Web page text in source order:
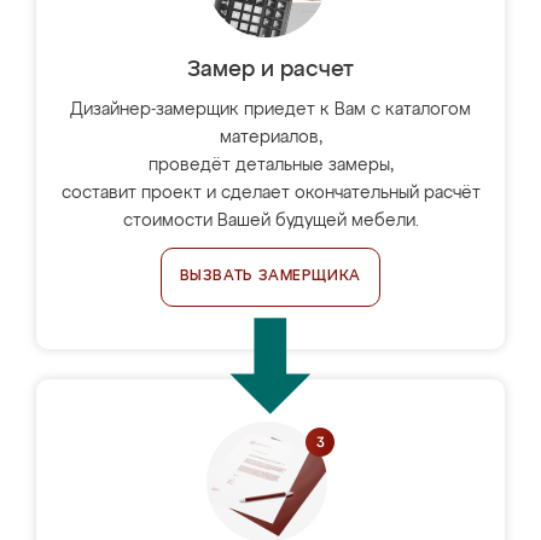
Замер и расчет
Дизайнер-замерщик приедет к Вам с каталогом
материалов,
проведёт детальные замеры,
составит проект и сделает окончательный расчёт
стоимости Вашей будущей мебели.
ВЫЗВАТЬ ЗАМЕРЩИКА